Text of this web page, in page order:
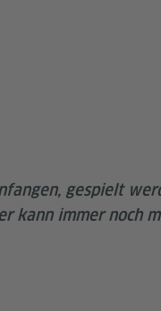
gespielt
kann immer noch